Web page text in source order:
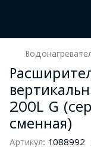
200L G
сменная)
Артикул: 1088992